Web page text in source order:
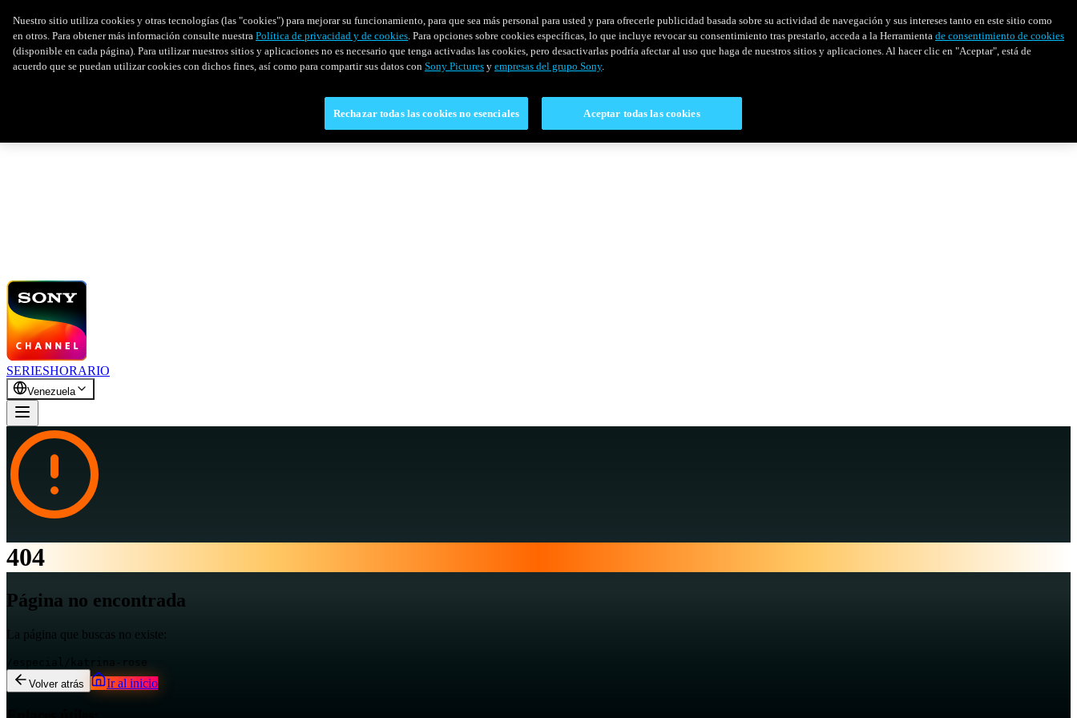
SERIESHORARIO
Venezuela
404
Página no encontrada
La página que buscas no existe:
Volver atrás
Ir al inicio
Nuestro sitio utiliza cookies y otras tecnologías (las "cookies") para mejorar su funcionamiento, para que sea más personal para usted y para ofrecerle publicidad basada sobre su actividad de navegación y sus intereses tanto en este sitio como
en otros. Para obtener más información consulte nuestra Política de privacidad y de cookies. Para opciones sobre cookies específicas, lo que incluye revocar su consentimiento tras prestarlo, acceda a la Herramienta de consentimiento de cookies
(disponible en cada página). Para utilizar nuestros sitios y aplicaciones no es necesario que tenga activadas las cookies, pero desactivarlas podría afectar al uso que haga de nuestros sitios y aplicaciones. Al hacer clic en "Aceptar", está de
acuerdo que se puedan utilizar cookies con dichos fines, así como para compartir sus datos con Sony Pictures y empresas del grupo Sony.
Rechazar todas las cookies no esenciales Aceptar todas las cookies